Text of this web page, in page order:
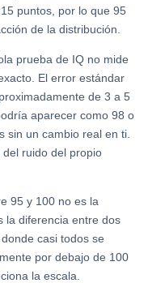
puntos, por lo que 95
de la distribución.
prueba de IQ no mide
El error estándar
de 3 a 5
aparecer como 98 o
sin un cambio real en ti.
ruido del propio
95 y 100 no es la
la diferencia entre dos
casi todos se
por debajo de 100
la escala.